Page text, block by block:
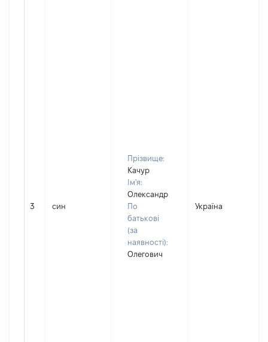
3 син
Прізвище:
Качур
Ім'я:
Олександр
По
батькові
(за
наявності):
Олегович
Україна